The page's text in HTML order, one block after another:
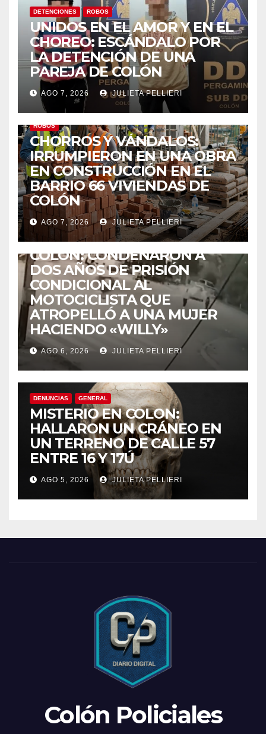
DETENCIONES ROBOS
UNIDOS EN EL AMOR Y EN EL
CHOREO: ESCÁNDALO POR
LA DETENCIÓN DE UNA
PAREJA DE COLÓN
AGO 7, 2026 JULIETA PELLIERI
ROBOS
CHORROS Y VÁNDALOS:
IRRUMPIERON EN UNA OBRA
EN CONSTRUCCIÓN EN EL
BARRIO 66 VIVIENDAS DE
COLÓN
AGO 7, 2026 JULIETA PELLIERI
COLÓN: CONDENARON A
DOS AÑOS DE PRISIÓN
CONDICIONAL AL
MOTOCICLISTA QUE
ATROPELLÓ A UNA MUJER
HACIENDO «WILLY»
AGO 6, 2026 JULIETA PELLIERI
DENUNCIAS GENERAL
MISTERIO EN COLON:
HALLARON UN CRÁNEO EN
UN TERRENO DE CALLE 57
ENTRE 16 Y 17Ú
AGO 5, 2026 JULIETA PELLIERI
Colón Policiales